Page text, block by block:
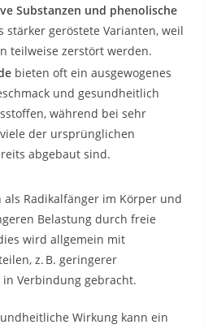
Substanzen und phenolische
stärker geröstete Varianten, weil
teilweise zerstört werden.
bieten oft ein ausgewogenes
und gesundheitlich
während bei sehr
der ursprünglichen
abgebaut sind.
Radikalfänger im Körper und
Belastung durch freie
wird allgemein mit
z. B. geringerer
Verbindung gebracht.
Wirkung kann ein